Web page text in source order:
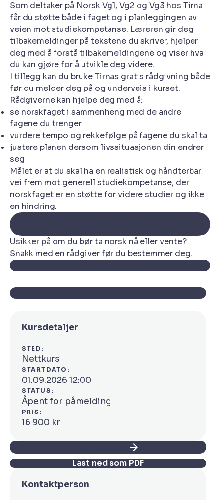
Som deltaker på Norsk Vg1, Vg2 og Vg3 hos Tirna
får du støtte både i faget og i planleggingen av
veien mot studiekompetanse. Læreren gir deg
tilbakemeldinger på tekstene du skriver, hjelper
deg med å forstå tilbakemeldingene og viser hva
du kan gjøre for å utvikle deg videre.
I tillegg kan du bruke Tirnas gratis rådgivning både
før du melder deg på og underveis i kurset.
Rådgiverne kan hjelpe deg med å:
se norskfaget i sammenheng med de andre
fagene du trenger
vurdere tempo og rekkefølge på fagene du skal ta
justere planen dersom livssituasjonen din endrer
seg
Målet er at du skal ha en realistisk og håndterbar
vei frem mot generell studiekompetanse, der
norskfaget er en støtte for videre studier og ikke
en hindring.
Usikker på om du bør ta norsk nå eller vente?
Snakk med en rådgiver før du bestemmer deg.
Kursdetaljer
STED:
Nettkurs
STARTDATO:
01.09.2026 12:00
STATUS:
Åpent for påmelding
PRIS:
16 900 kr
Last ned som PDF
Kontaktperson